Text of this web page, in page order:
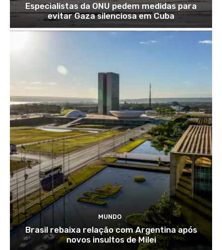
Especialistas da ONU pedem medidas para
evitar Gaza silenciosa em Cuba
MUNDO
Brasil rebaixa relação com Argentina após
novos insultos de Milei